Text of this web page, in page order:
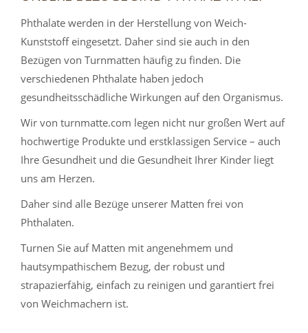
Phthalate werden in der Herstellung von Weich-
Kunststoff eingesetzt. Daher sind sie auch in den
Bezügen von Turnmatten häufig zu finden. Die
verschiedenen Phthalate haben jedoch
gesundheitsschädliche Wirkungen auf den Organismus.
Wir von turnmatte.com legen nicht nur großen Wert auf
hochwertige Produkte und erstklassigen Service – auch
Ihre Gesundheit und die Gesundheit Ihrer Kinder liegt
uns am Herzen.
Daher sind alle Bezüge unserer Matten frei von
Phthalaten.
Turnen Sie auf Matten mit angenehmem und
hautsympathischem Bezug, der robust und
strapazierfähig, einfach zu reinigen und garantiert frei
von Weichmachern ist.